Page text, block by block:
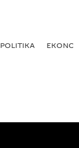
POLITIKA